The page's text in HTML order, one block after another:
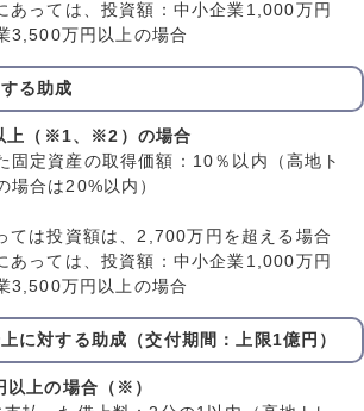
っては、投資額：中小企業1,000万円
3,500万円以上の場合
る助成
上（※1、※2）の場合
定資産の取得価額：10％以内（高地ト
場合は20%以内）
ては投資額は、2,700万円を超える場合
っては、投資額：中小企業1,000万円
3,500万円以上の場合
に対する助成（交付期間：上限1億円）
以上の場合（※）